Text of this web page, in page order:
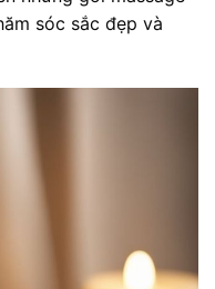
sóc sắc đẹp và